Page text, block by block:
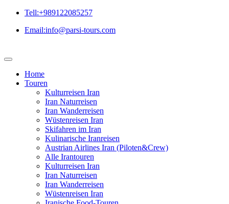
Tell:+989122085257
Email:info@parsi-tours.com
Home
Touren
Kulturreisen Iran
Iran Naturreisen
Iran Wanderreisen
Wüstenreisen Iran
Skifahren im Iran
Kulinarische Iranreisen
Austrian Airlines Iran (Piloten&Crew)
Alle Irantouren
Kulturreisen Iran
Iran Naturreisen
Iran Wanderreisen
Wüstenreisen Iran